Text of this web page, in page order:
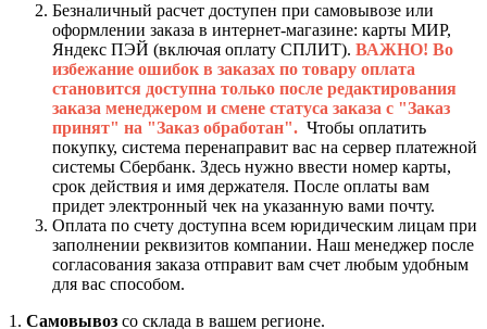
Безналичный расчет доступен при самовывозе или
оформлении заказа в интернет-магазине: карты МИР,
Яндекс ПЭЙ (включая оплату СПЛИТ). ВАЖНО! Во
избежание ошибок в заказах по товару оплата
становится доступна только после редактирования
заказа менеджером и смене статуса заказа с "Заказ
принят" на "Заказ обработан". Чтобы оплатить
покупку, система перенаправит вас на сервер платежной
системы Сбербанк. Здесь нужно ввести номер карты,
срок действия и имя держателя. После оплаты вам
придет электронный чек на указанную вами почту.
Оплата по счету доступна всем юридическим лицам при
заполнении реквизитов компании. Наш менеджер после
согласования заказа отправит вам счет любым удобным
для вас способом.
1. Самовывоз со склада в вашем регионе.